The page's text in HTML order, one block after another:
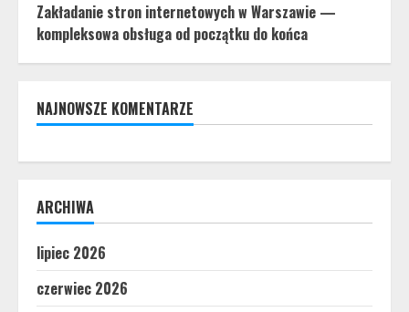
Zakładanie stron internetowych w Warszawie —
kompleksowa obsługa od początku do końca
NAJNOWSZE KOMENTARZE
ARCHIWA
lipiec 2026
czerwiec 2026